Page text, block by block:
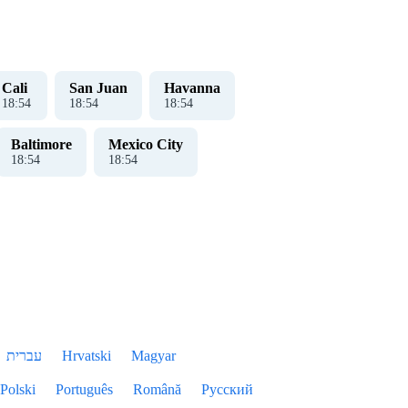
Cali
18:55
San Juan
18:55
Havanna
18:55
Baltimore
18:55
Mexico City
18:55
עברית Hrvatski Magyar
Polski Português Română Русский